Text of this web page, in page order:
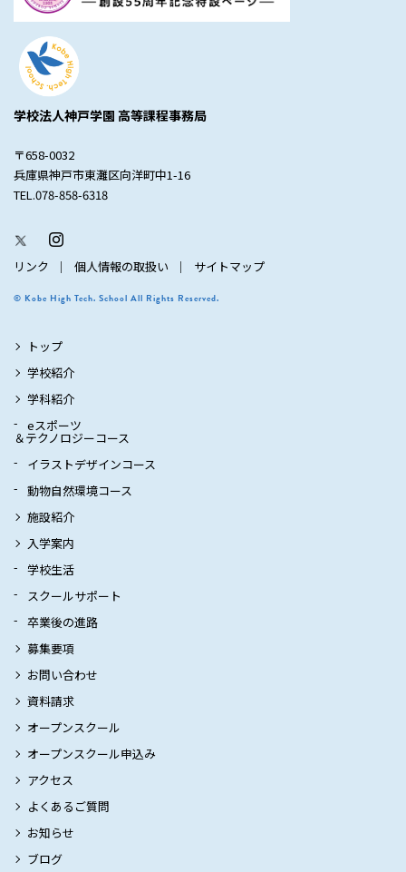
学校法人神戸学園 高等課程事務局
〒658-0032
兵庫県神戸市東灘区向洋町中1-16
TEL.078-858-6318
リンク 個人情報の取扱い サイトマップ
© Kobe High Tech. School All Rights Reserved.
トップ
学校紹介
学科紹介
eスポーツ
＆テクノロジーコース
イラストデザインコース
動物自然環境コース
施設紹介
入学案内
学校生活
スクールサポート
卒業後の進路
募集要項
お問い合わせ
資料請求
オープンスクール
オープンスクール申込み
アクセス
よくあるご質問
お知らせ
ブログ